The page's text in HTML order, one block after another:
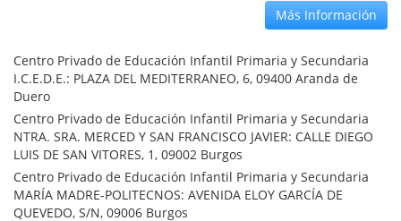
Más Información
Centro Privado de Educación Infantil Primaria y Secundaria
I.C.E.D.E.: PLAZA DEL MEDITERRANEO, 6, 09400 Aranda de
Duero
Centro Privado de Educación Infantil Primaria y Secundaria
NTRA. SRA. MERCED Y SAN FRANCISCO JAVIER: CALLE DIEGO
LUIS DE SAN VITORES, 1, 09002 Burgos
Centro Privado de Educación Infantil Primaria y Secundaria
MARÍA MADRE-POLITECNOS: AVENIDA ELOY GARCÍA DE
QUEVEDO, S/N, 09006 Burgos